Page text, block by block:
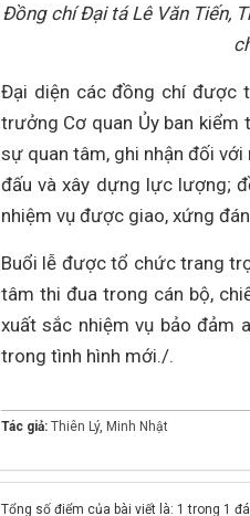
Đồng chí Đại tá Lê Văn Tiến,
Đại diện các đồng chí được
trưởng Cơ quan Ủy ban
sự quan tâm, ghi nhận đối
đấu và xây dựng lực lượng;
nhiệm vụ được giao, xứng
Buổi lễ được tổ chức trang
tâm thi đua trong cán bộ,
xuất sắc nhiệm vụ bảo đảm
trong tình hình mới./.
Tác giả: Thiên Lý, Minh Nhật
Tổng số điểm của bài viết là: 1 trong 1